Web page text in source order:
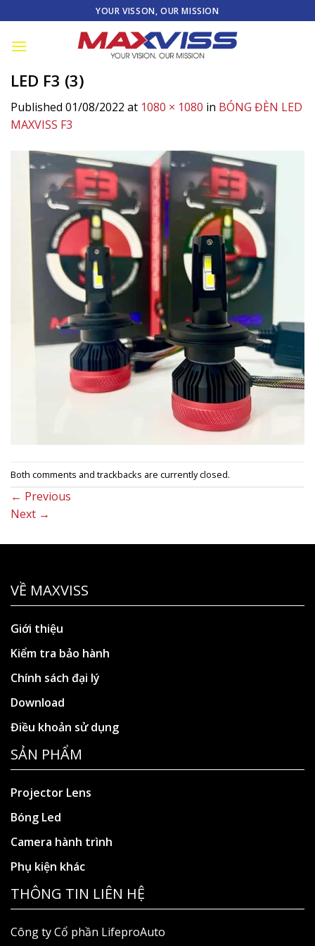
to
content
YOUR VISSON, OUR MISSION
LED F3 (3)
Published 01/08/2022 at 1080 × 1080 in BÓNG ĐÈN LED
MAXVISS F3
Both comments and trackbacks are currently closed.
← Previous
Next →
VỀ MAXVISS
Giới thiệu
Kiểm tra bảo hành
Chính sách đại lý
Download
Điều khoản sử dụng
SẢN PHẨM
Projector Lens
Bóng Led
Camera hành trình
Phụ kiện khác
THÔNG TIN LIÊN HỆ
Công ty Cổ phần LifeproAuto